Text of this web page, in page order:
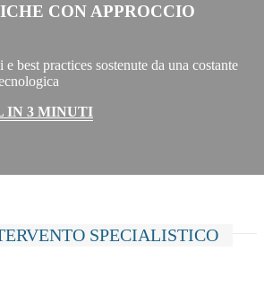
CON APPROCCIO
best practices sostenute da una costante
IN 3 MINUTI
SPECIALISTICO